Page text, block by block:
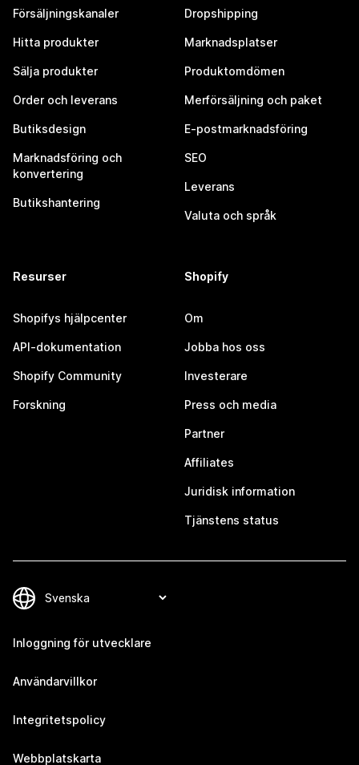
Försäljningskanaler
Hitta produkter
Sälja produkter
Order och leverans
Butiksdesign
Marknadsföring och
konvertering
Butikshantering
Dropshipping
Marknadsplatser
Produktomdömen
Merförsäljning och paket
E-postmarknadsföring
SEO
Leverans
Valuta och språk
Resurser
Shopifys hjälpcenter
API-dokumentation
Shopify Community
Forskning
Shopify
Om
Jobba hos oss
Investerare
Press och media
Partner
Affiliates
Juridisk information
Tjänstens status
Inloggning för utvecklare
Användarvillkor
Integritetspolicy
Webbplatskarta